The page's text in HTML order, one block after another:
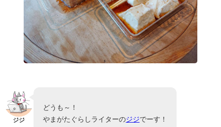
ジジ
どうも～！
やまがたぐらしライターのジジでーす！